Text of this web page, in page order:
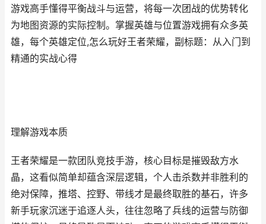
游戏高手懂得平衡战斗与运营，将每一次团战的优势转化
为地图资源的实际控制。掌握英雄与位置游戏拥有众多英
雄，每个英雄定位,怎么玩好王者荣耀，副标题：从入门到
精通的实战心得
理解游戏本质
王者荣耀是一款团队竞技手游，核心目标是摧毁敌方水
晶，这看似简单却蕴含深层逻辑，个人击杀数并非胜利的
绝对保障，推塔、控野、带线才是最终取胜的基石，许多
新手玩家沉迷于追逐人头，往往忽略了兵线的运营与防御